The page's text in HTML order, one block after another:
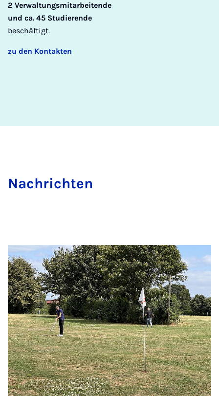
2 Verwaltungsmitarbeitende
und ca. 45 Studierende
beschäftigt.
zu den Kontakten
Nach­rich­ten